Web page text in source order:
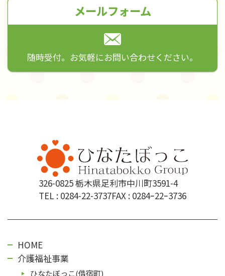
メールフォーム
随時受付。お気軽にお問い合わせください。
326-0825 栃木県足利市中川町3591-4
TEL : 0284-22-3737FAX : 0284ｰ22ｰ3736
HOME
介護福祉事業
ひなたぼっこ(借宿町)